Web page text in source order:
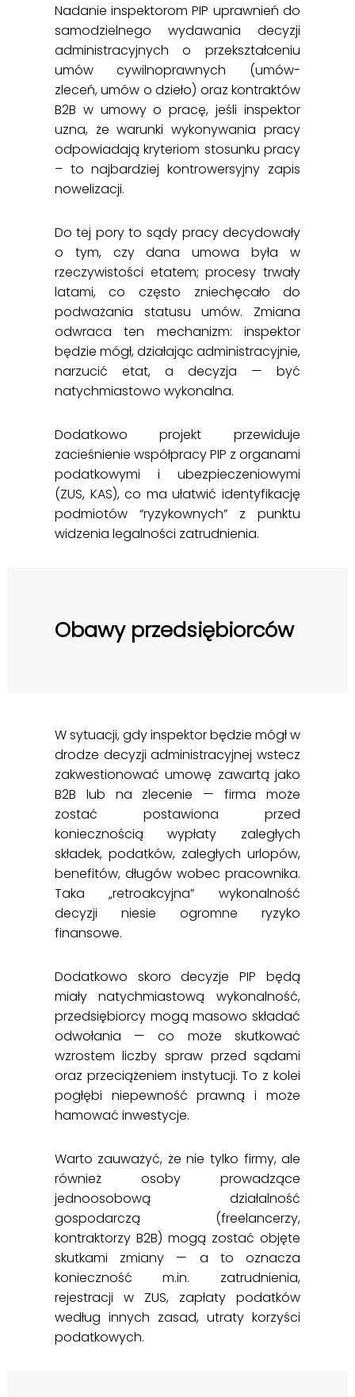
Nadanie inspektorom PIP uprawnień do
samodzielnego wydawania decyzji
administracyjnych o przekształceniu
umów cywilnoprawnych (umów-
zleceń, umów o dzieło) oraz kontraktów
B2B w umowy o pracę, jeśli inspektor
uzna, że warunki wykonywania pracy
odpowiadają kryteriom stosunku pracy
– to najbardziej kontrowersyjny zapis
nowelizacji.
Do tej pory to sądy pracy decydowały
o tym, czy dana umowa była w
rzeczywistości etatem; procesy trwały
latami, co często zniechęcało do
podważania statusu umów. Zmiana
odwraca ten mechanizm: inspektor
będzie mógł, działając administracyjnie,
narzucić etat, a decyzja — być
natychmiastowo wykonalna.
Dodatkowo projekt przewiduje
zacieśnienie współpracy PIP z organami
podatkowymi i ubezpieczeniowymi
(ZUS, KAS), co ma ułatwić identyfikację
podmiotów “ryzykownych” z punktu
widzenia legalności zatrudnienia.
Obawy przedsiębiorców
W sytuacji, gdy inspektor będzie mógł w
drodze decyzji administracyjnej wstecz
zakwestionować umowę zawartą jako
B2B lub na zlecenie — firma może
zostać postawiona przed
koniecznością wypłaty zaległych
składek, podatków, zaległych urlopów,
benefitów, długów wobec pracownika.
Taka „retroakcyjna” wykonalność
decyzji niesie ogromne ryzyko
finansowe.
Dodatkowo skoro decyzje PIP będą
miały natychmiastową wykonalność,
przedsiębiorcy mogą masowo składać
odwołania — co może skutkować
wzrostem liczby spraw przed sądami
oraz przeciążeniem instytucji. To z kolei
pogłębi niepewność prawną i może
hamować inwestycje.
Warto zauważyć, że nie tylko firmy, ale
również osoby prowadzące
jednoosobową działalność
gospodarczą (freelancerzy,
kontraktorzy B2B) mogą zostać objęte
skutkami zmiany — a to oznacza
konieczność m.in. zatrudnienia,
rejestracji w ZUS, zapłaty podatków
według innych zasad, utraty korzyści
podatkowych.